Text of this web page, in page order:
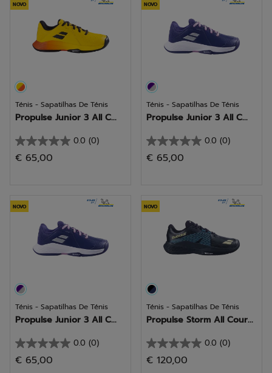
NOVO
Ténis - Sapatilhas De Ténis
Propulse Junior 3 All C...
0.0 (0)
0.0
em
€ 65,00
NOVO
Ténis - Sapatilhas De Ténis
Propulse Junior 3 All C...
0.0 (0)
0.0
em
€ 65,00
NOVO
Ténis - Sapatilhas De Ténis
Propulse Junior 3 All C...
0.0 (0)
0.0
em
€ 65,00
NOVO
Ténis - Sapatilhas De Ténis
Propulse Storm All Cour...
0.0 (0)
0.0
em
€ 120,00